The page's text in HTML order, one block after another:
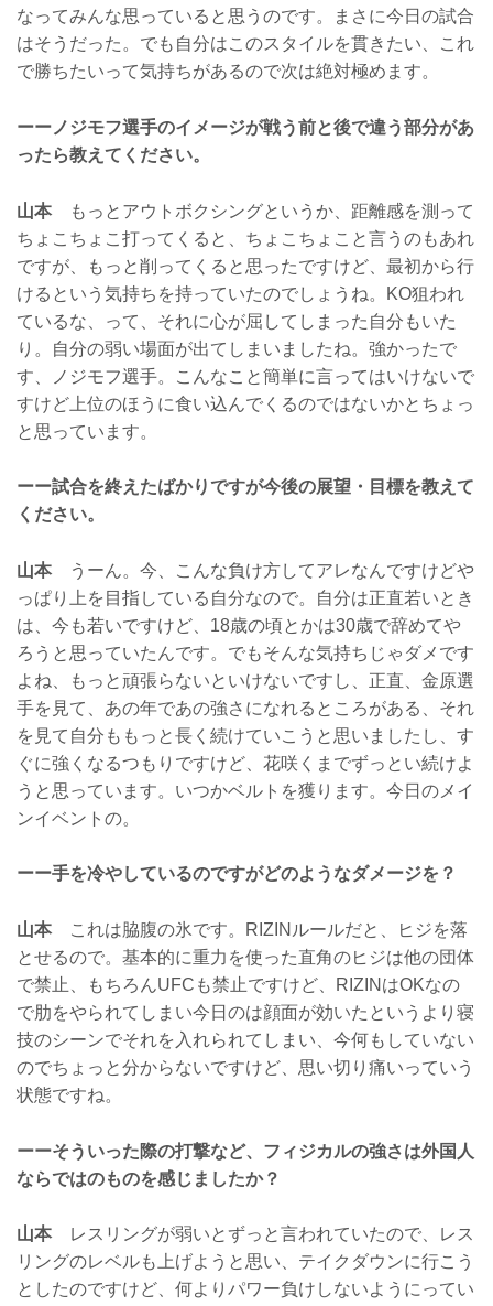
なってみんな思っていると思うのです。まさに今日の試合
はそうだった。でも自分はこのスタイルを貫きたい、これ
で勝ちたいって気持ちがあるので次は絶対極めます。
ーーノジモフ選手のイメージが戦う前と後で違う部分があ
ったら教えてください。
山本もっとアウトボクシングというか、距離感を測って
ちょこちょこ打ってくると、ちょこちょこと言うのもあれ
ですが、もっと削ってくると思ったですけど、最初から行
けるという気持ちを持っていたのでしょうね。KO狙われ
ているな、って、それに心が屈してしまった自分もいた
り。自分の弱い場面が出てしまいましたね。強かったで
す、ノジモフ選手。こんなこと簡単に言ってはいけないで
すけど上位のほうに食い込んでくるのではないかとちょっ
と思っています。
ーー試合を終えたばかりですが今後の展望・目標を教えて
ください。
山本うーん。今、こんな負け方してアレなんですけどや
っぱり上を目指している自分なので。自分は正直若いとき
は、今も若いですけど、18歳の頃とかは30歳で辞めてや
ろうと思っていたんです。でもそんな気持ちじゃダメです
よね、もっと頑張らないといけないですし、正直、金原選
手を見て、あの年であの強さになれるところがある、それ
を見て自分ももっと長く続けていこうと思いましたし、す
ぐに強くなるつもりですけど、花咲くまでずっとい続けよ
うと思っています。いつかベルトを獲ります。今日のメイ
ンイベントの。
ーー手を冷やしているのですがどのようなダメージを？
山本これは脇腹の氷です。RIZINルールだと、ヒジを落
とせるので。基本的に重力を使った直角のヒジは他の団体
で禁止、もちろんUFCも禁止ですけど、RIZINはOKなの
で肋をやられてしまい今日のは顔面が効いたというより寝
技のシーンでそれを入れられてしまい、今何もしていない
のでちょっと分からないですけど、思い切り痛いっていう
状態ですね。
ーーそういった際の打撃など、フィジカルの強さは外国人
ならではのものを感じましたか？
山本レスリングが弱いとずっと言われていたので、レス
リングのレベルも上げようと思い、テイクダウンに行こう
としたのですけど、何よりパワー負けしないようにってい